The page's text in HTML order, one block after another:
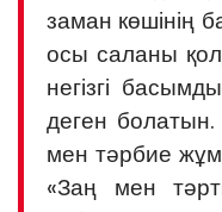
заман көшінің
осы саланы
негізгі
деген
мен тәрбие
«Заң мен